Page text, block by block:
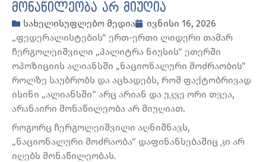
მონაწილეობა არ მიუღია
სახელისუფლებო მედია
ივნისი 16, 2026
„ფედერალისტების“ ერთ-ერთი ლიდერი თამარ
ჩერგოლეიშვილი „პალიტრა ნიუსის“ ეთერში
ოპოზიციის ალიანსში „ნაციონალური მოძრაობის“
როლზე საუბრობს და აცხადებს, რომ ფაქტობრივად
ისინი „ალიანსში“ არც არიან და უკვე ორი თვეა,
არანაირი მონაწილეობა არ მიუღიათ.
როგორც ჩერგოლეიშვილი აღნიშნავს,
„ნაციონალური მოძრაობა“ დაფინანსებაშიც კი არ
იღებს მონაწილეობას.